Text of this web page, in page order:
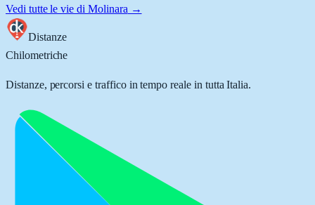
Vedi tutte le vie di Molinara →
Distanze
Chilometriche
Distanze, percorsi e traffico in tempo reale in tutta Italia.